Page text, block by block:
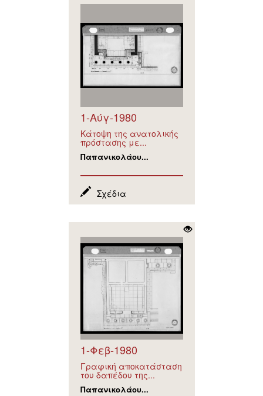
1-Αύγ-1980
Κάτοψη της ανατολικής
πρόστασης με...
Παπανικολάου...
Σχέδια
1-Φεβ-1980
Γραφική αποκατάσταση
του δαπέδου της...
Παπανικολάου...